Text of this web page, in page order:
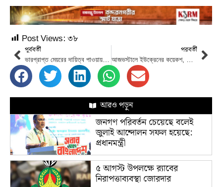
Post Views:৩৮
পূর্ববর্তী পরবর্তী
আরও পড়ুন
জনগণ পরিবর্তন চেয়েছে বলেই
জুলাই আন্দোলন সফল হয়েছে:
প্রধানমন্ত্রী
৫ আগস্ট উপলক্ষে র‌্যাবের
নিরাপত্তাব্যবস্থা জোরদার